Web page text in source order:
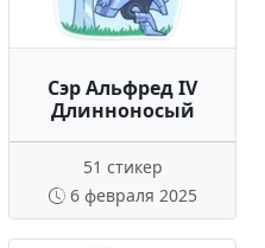
Сэр Альфред IV
Длинноносый
51 стикер
6 февраля 2025